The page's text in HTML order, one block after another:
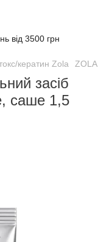
від 3500 грн
кератин Zola
засіб
саше 1,5